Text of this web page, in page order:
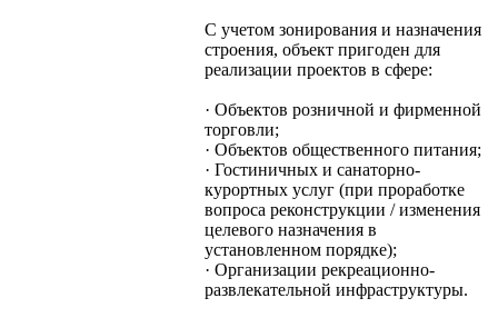
С учетом зонирования и назначения
строения, объект пригоден для
реализации проектов в сфере:
· Объектов розничной и фирменной
торговли;
· Объектов общественного питания;
· Гостиничных и санаторно-
курортных услуг (при проработке
вопроса реконструкции / изменения
целевого назначения в
установленном порядке);
· Организации рекреационно-
развлекательной инфраструктуры.